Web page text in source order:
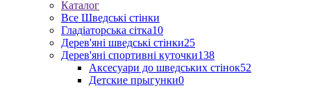
Каталог
Все Шведські стінки
Гладіаторська сітка10
Дерев'яні шведські стінки25
Дерев'яні спортивні куточки138
Аксесуари до шведських стінок52
Детские прыгунки0